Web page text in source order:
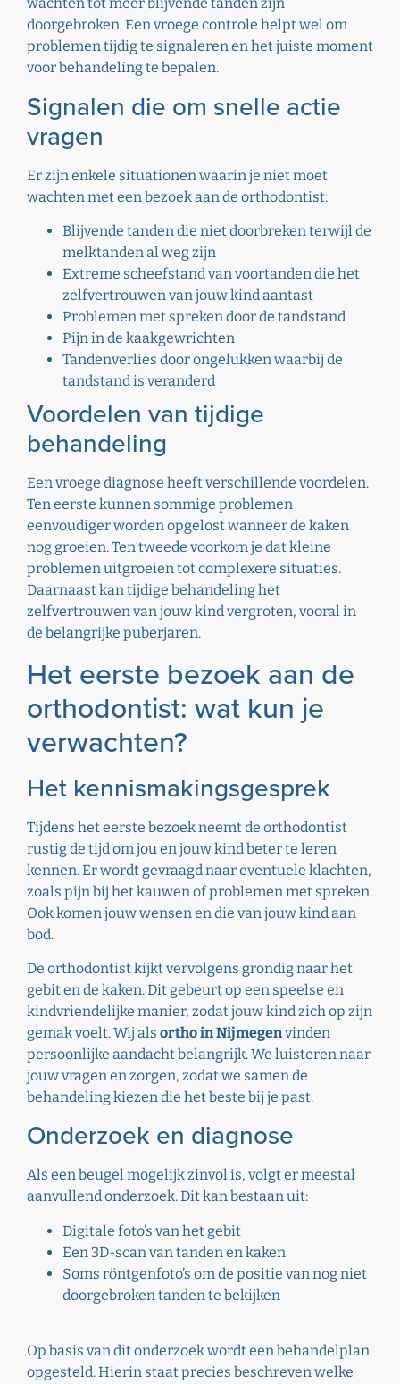
wachten tot meer blijvende tanden zijn
doorgebroken. Een vroege controle helpt wel om
problemen tijdig te signaleren en het juiste moment
voor behandeling te bepalen.
Signalen die om snelle actie
vragen
Er zijn enkele situationen waarin je niet moet
wachten met een bezoek aan de orthodontist:
Blijvende tanden die niet doorbreken terwijl de
melktanden al weg zijn
Extreme scheefstand van voortanden die het
zelfvertrouwen van jouw kind aantast
Problemen met spreken door de tandstand
Pijn in de kaakgewrichten
Tandenverlies door ongelukken waarbij de
tandstand is veranderd
Voordelen van tijdige
behandeling
Een vroege diagnose heeft verschillende voordelen.
Ten eerste kunnen sommige problemen
eenvoudiger worden opgelost wanneer de kaken
nog groeien. Ten tweede voorkom je dat kleine
problemen uitgroeien tot complexere situaties.
Daarnaast kan tijdige behandeling het
zelfvertrouwen van jouw kind vergroten, vooral in
de belangrijke puberjaren.
Het eerste bezoek aan de
orthodontist: wat kun je
verwachten?
Het kennismakingsgesprek
Tijdens het eerste bezoek neemt de orthodontist
rustig de tijd om jou en jouw kind beter te leren
kennen. Er wordt gevraagd naar eventuele klachten,
zoals pijn bij het kauwen of problemen met spreken.
Ook komen jouw wensen en die van jouw kind aan
bod.
De orthodontist kijkt vervolgens grondig naar het
gebit en de kaken. Dit gebeurt op een speelse en
kindvriendelijke manier, zodat jouw kind zich op zijn
gemak voelt. Wij als ortho in Nijmegenvinden
persoonlijke aandacht belangrijk. We luisteren naar
jouw vragen en zorgen, zodat we samen de
behandeling kiezen die het beste bij je past.
Onderzoek en diagnose
Als een beugel mogelijk zinvol is, volgt er meestal
aanvullend onderzoek. Dit kan bestaan uit:
Digitale foto’s van het gebit
Een 3D-scan van tanden en kaken
Soms röntgenfoto’s om de positie van nog niet
doorgebroken tanden te bekijken
Op basis van dit onderzoek wordt een behandelplan
opgesteld. Hierin staat precies beschreven welke